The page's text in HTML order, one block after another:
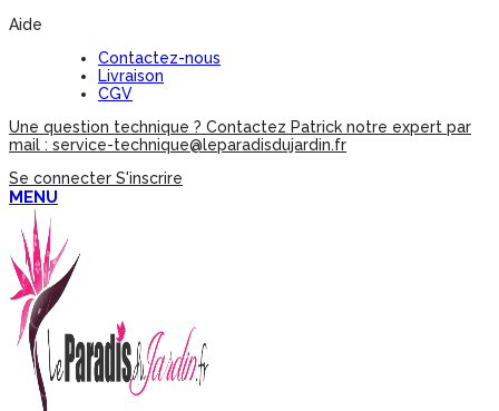
Aide
Contactez-nous
Livraison
CGV
Une question technique ? Contactez Patrick notre expert par
mail : service-technique@leparadisdujardin.fr
Se connecter S'inscrire
MENU